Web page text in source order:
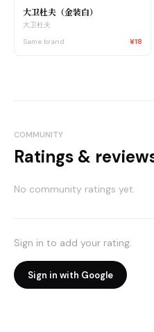
大卫杜夫（金装白）
大卫杜夫
Same brand
¥18
COMMUNITY
Ratings &
No community ratings yet.
Sign in to add your rating.
Sign in with Google